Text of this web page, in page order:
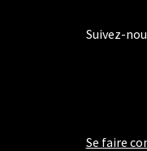
Se faire
Suivez-